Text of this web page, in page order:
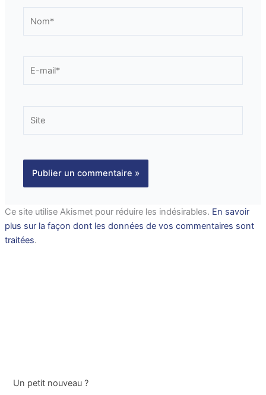
mail*
Ce site utilise Akismet pour réduire les indésirables. En savoir
plus sur la façon dont les données de vos commentaires sont
traitées.
Un petit nouveau ?